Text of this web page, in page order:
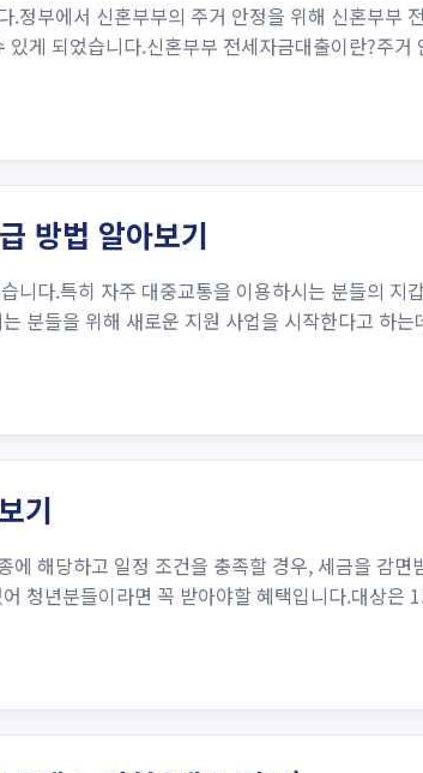
정부에서 신혼부부의 주거 안정을 위해 신혼부부
게 되었습니다.신혼부부 전세자금대출이란?주
방법 알아보기
니다.특히 자주 대중교통을 이용하시는 분들의 지
분들을 위해 새로운 지원 사업을 시작한다고 하
기
해당하고 일정 조건을 충족할 경우, 세금을 감
청년분들이라면 꼭 받아야할 혜택입니다.대상은